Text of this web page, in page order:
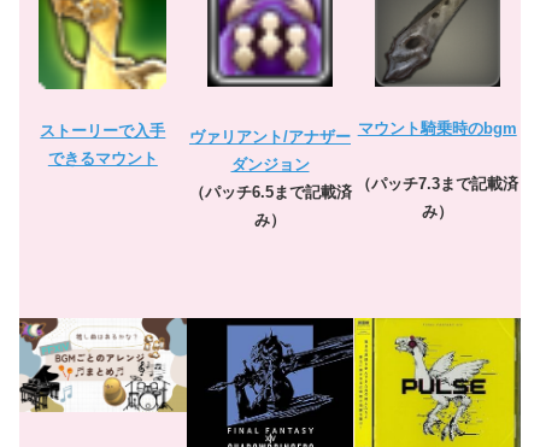
ストーリーで入手
できるマウント
ヴァリアント/アナザー
ダンジョン
（パッチ6.5まで記載済
み）
マウント騎乗時のbgm
（パッチ7.3まで記載済
み）